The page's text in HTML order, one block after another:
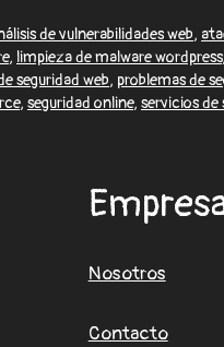
de vulnerabilidades web,
, limpieza de malware wordpress,
seguridad web, problemas de
, seguridad online, servicios
Nosotros
Contacto